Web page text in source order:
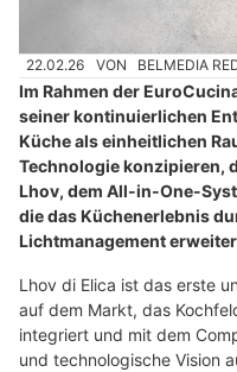
22.02.26 VON BELMEDIA
Im Rahmen der
seiner kontinuierlichen
Küche als einheitlichen
Technologie konzipieren,
Lhov, dem All-in-One-
die das Küchenerlebnis
Lichtmanagement
Lhov di Elica ist das erste
auf dem Markt, das
integriert und mit dem
und technologische Vision